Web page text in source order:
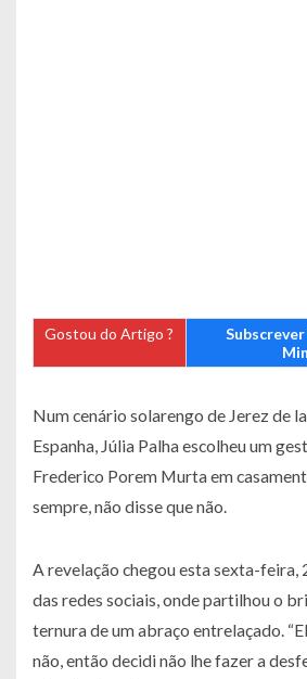
Gostou do Artigo ?
Num cenário solarengo de Jerez de
Espanha, Júlia Palha escolheu um
Frederico Porem Murta em
sempre, não disse que não.
A revelação chegou esta sexta-feira,
das redes sociais, onde partilhou o
ternura de um abraço entrelaçado.
não, então decidi não lhe fazer a